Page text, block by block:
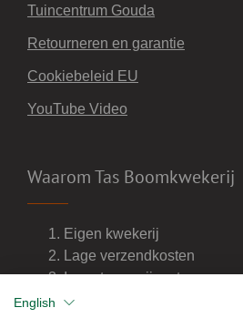
Tuincentrum Gouda
Retourneren en garantie
Cookiebeleid EU
YouTube Video
Waarom Tas Boomkwekerij
Eigen kwekerij
Lage verzendkosten
Import van wijnvaten
Dealer van DCM meststoffen
English